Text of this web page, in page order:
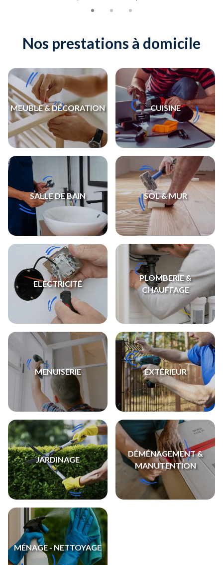
Nos prestations à domicile
MEUBLE & DÉCORATION CUISINE
SALLE DE BAIN SOL & MUR
ELECTRICITÉ
PLOMBERIE &
CHAUFFAGE
MENUISERIE EXTÉRIEUR
JARDINAGE
DÉMÉNAGEMENT &
MANUTENTION
MÉNAGE - NETTOYAGE